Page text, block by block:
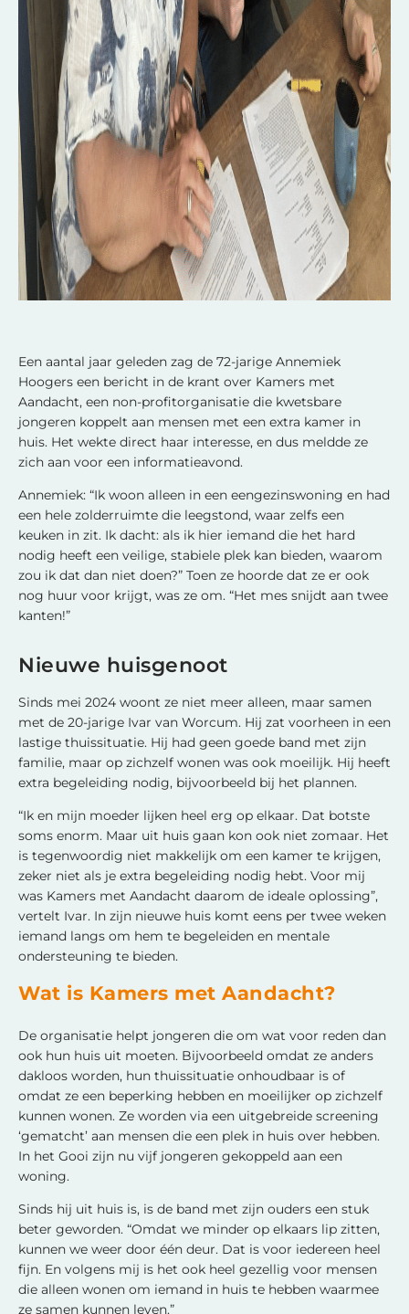
Een aantal jaar geleden zag de 72-jarige Annemiek
Hoogers een bericht in de krant over Kamers met
Aandacht, een non-profitorganisatie die kwetsbare
jongeren koppelt aan mensen met een extra kamer in
huis. Het wekte direct haar interesse, en dus meldde ze
zich aan voor een informatieavond.
Annemiek: “Ik woon alleen in een eengezinswoning en had
een hele zolderruimte die leegstond, waar zelfs een
keuken in zit. Ik dacht: als ik hier iemand die het hard
nodig heeft een veilige, stabiele plek kan bieden, waarom
zou ik dat dan niet doen?” Toen ze hoorde dat ze er ook
nog huur voor krijgt, was ze om. “Het mes snijdt aan twee
kanten!”
Nieuwe huisgenoot
Sinds mei 2024 woont ze niet meer alleen, maar samen
met de 20-jarige Ivar van Worcum. Hij zat voorheen in een
lastige thuissituatie. Hij had geen goede band met zijn
familie, maar op zichzelf wonen was ook moeilijk. Hij heeft
extra begeleiding nodig, bijvoorbeeld bij het plannen.
“Ik en mijn moeder lijken heel erg op elkaar. Dat botste
soms enorm. Maar uit huis gaan kon ook niet zomaar. Het
is tegenwoordig niet makkelijk om een kamer te krijgen,
zeker niet als je extra begeleiding nodig hebt. Voor mij
was Kamers met Aandacht daarom de ideale oplossing”,
vertelt Ivar. In zijn nieuwe huis komt eens per twee weken
iemand langs om hem te begeleiden en mentale
ondersteuning te bieden.
Wat is Kamers met Aandacht?
De organisatie helpt jongeren die om wat voor reden dan
ook hun huis uit moeten. Bijvoorbeeld omdat ze anders
dakloos worden, hun thuissituatie onhoudbaar is of
omdat ze een beperking hebben en moeilijker op zichzelf
kunnen wonen. Ze worden via een uitgebreide screening
‘gematcht’ aan mensen die een plek in huis over hebben.
In het Gooi zijn nu vijf jongeren gekoppeld aan een
woning.
Sinds hij uit huis is, is de band met zijn ouders een stuk
beter geworden. “Omdat we minder op elkaars lip zitten,
kunnen we weer door één deur. Dat is voor iedereen heel
fijn. En volgens mij is het ook heel gezellig voor mensen
die alleen wonen om iemand in huis te hebben waarmee
ze samen kunnen leven.”